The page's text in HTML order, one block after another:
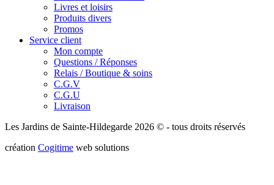
Livres et loisirs
Produits divers
Promos
Service client
Mon compte
Questions / Réponses
Relais / Boutique & soins
C.G.V
C.G.U
Livraison
Les Jardins de Sainte-Hildegarde 2026 © - tous droits réservés
création Cogitime web solutions